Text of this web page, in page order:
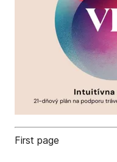
First page